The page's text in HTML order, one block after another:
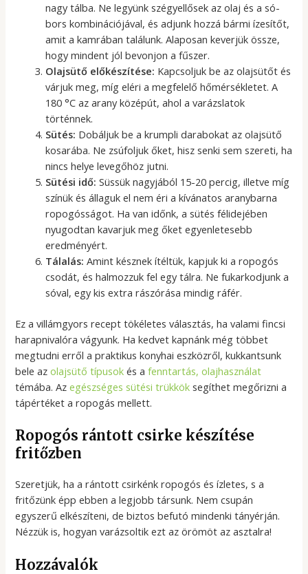
nagy tálba. Ne legyünk szégyellősek az olaj és a só-
bors kombinációjával, és adjunk hozzá bármi ízesítőt,
amit a kamrában találunk. Alaposan keverjük össze,
hogy mindent jól bevonjon a fűszer.
Olajsütő előkészítése: Kapcsoljuk be az olajsütőt és
várjuk meg, míg eléri a megfelelő hőmérsékletet. A
180 °C az arany középút, ahol a varázslatok
történnek.
Sütés: Dobáljuk be a krumpli darabokat az olajsütő
kosarába. Ne zsúfoljuk őket, hisz senki sem szereti, ha
nincs helye levegőhöz jutni.
Sütési idő: Süssük nagyjából 15-20 percig, illetve míg
színük és állaguk el nem éri a kívánatos aranybarna
ropogósságot. Ha van időnk, a sütés félidejében
nyugodtan kavarjuk meg őket egyenletesebb
eredményért.
Tálalás: Amint késznek ítéltük, kapjuk ki a ropogós
csodát, és halmozzuk fel egy tálra. Ne fukarkodjunk a
sóval, egy kis extra rászórása mindig ráfér.
Ez a villámgyors recept tökéletes választás, ha valami fincsi
harapnivalóra vágyunk. Ha kedvet kapnánk még többet
megtudni erről a praktikus konyhai eszközről, kukkantsunk
bele azolajsütő típusok és afenntartás, olajhasználat
témába. Azegészséges sütési trükkök segíthet megőrizni a
tápértéket a ropogás mellett.
Ropogós rántott csirke készítése
fritőzben
Szeretjük, ha a rántott csirkénk ropogós és ízletes, s a
fritőzünk épp ebben a legjobb társunk. Nem csupán
egyszerű elkészíteni, de biztos befutó mindenki tányérján.
Nézzük is, hogyan varázsoltik ezt az örömöt az asztalra!
Hozzávalók